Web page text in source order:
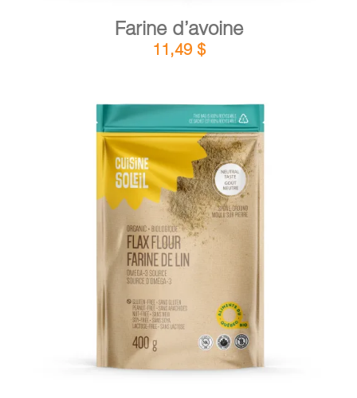
Farine d’avoine
11,49 $
AJOUTER AU PANIER /